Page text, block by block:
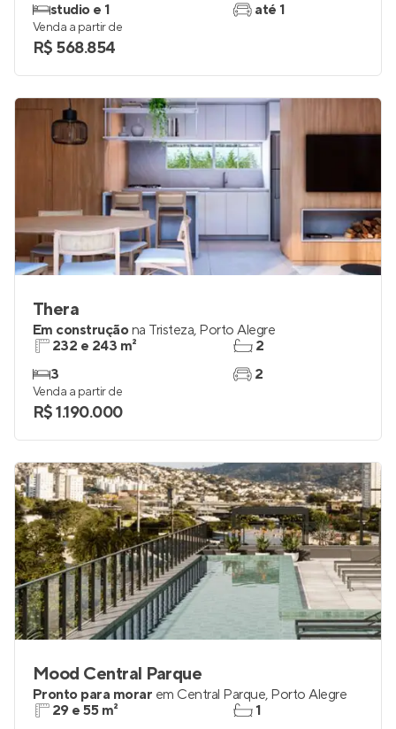
studio e 1
até 1
Venda a partir de
R$ 568.854
Thera
Em construçãona Tristeza, Porto Alegre
232 e 243 m²
3
2
2
Venda a partir de
R$ 1.190.000
Mood Central Parque
Pronto para morar em Central Parque, Porto Alegre
29 e 55 m²
1